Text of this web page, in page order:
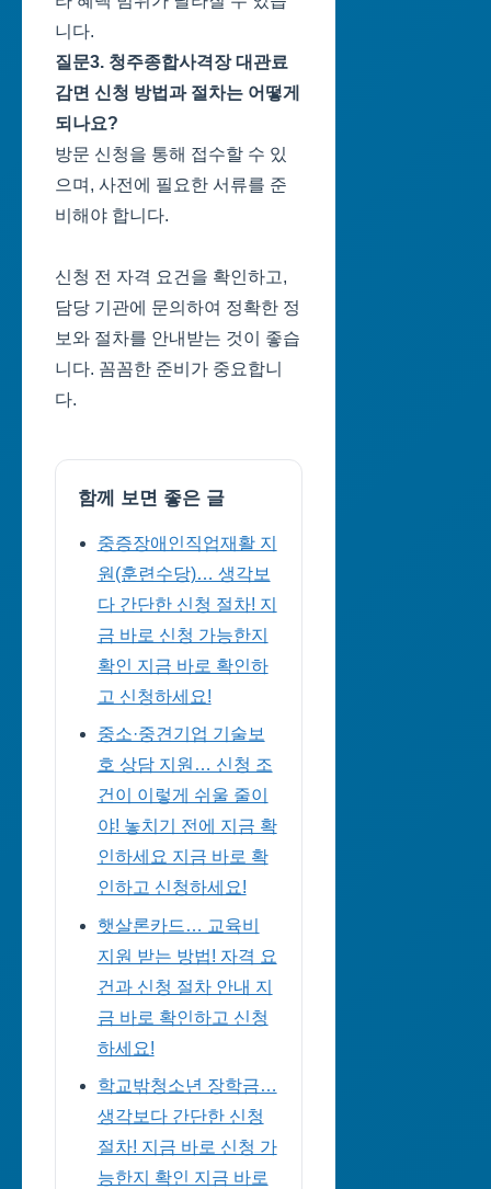
니다.
질문3. 청주종합사격장 대관료
감면 신청 방법과 절차는 어떻게
되나요?
방문 신청을 통해 접수할 수 있
으며, 사전에 필요한 서류를 준
비해야 합니다.
신청 전 자격 요건을 확인하고,
담당 기관에 문의하여 정확한 정
보와 절차를 안내받는 것이 좋습
니다. 꼼꼼한 준비가 중요합니
다.
함께 보면 좋은 글
중증장애인직업재활 지
원(훈련수당)… 생각보
다 간단한 신청 절차! 지
금 바로 신청 가능한지
확인 지금 바로 확인하
고 신청하세요!
중소·중견기업 기술보
호 상담 지원… 신청 조
건이 이렇게 쉬울 줄이
야! 놓치기 전에 지금 확
인하세요 지금 바로 확
인하고 신청하세요!
햇살론카드… 교육비
지원 받는 방법! 자격 요
건과 신청 절차 안내 지
금 바로 확인하고 신청
하세요!
학교밖청소년 장학금…
생각보다 간단한 신청
절차! 지금 바로 신청 가
능한지 확인 지금 바로